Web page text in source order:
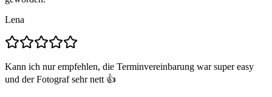
Lena
Kann ich nur empfehlen, die Terminvereinbarung war super easy
und der Fotograf sehr nett 👍